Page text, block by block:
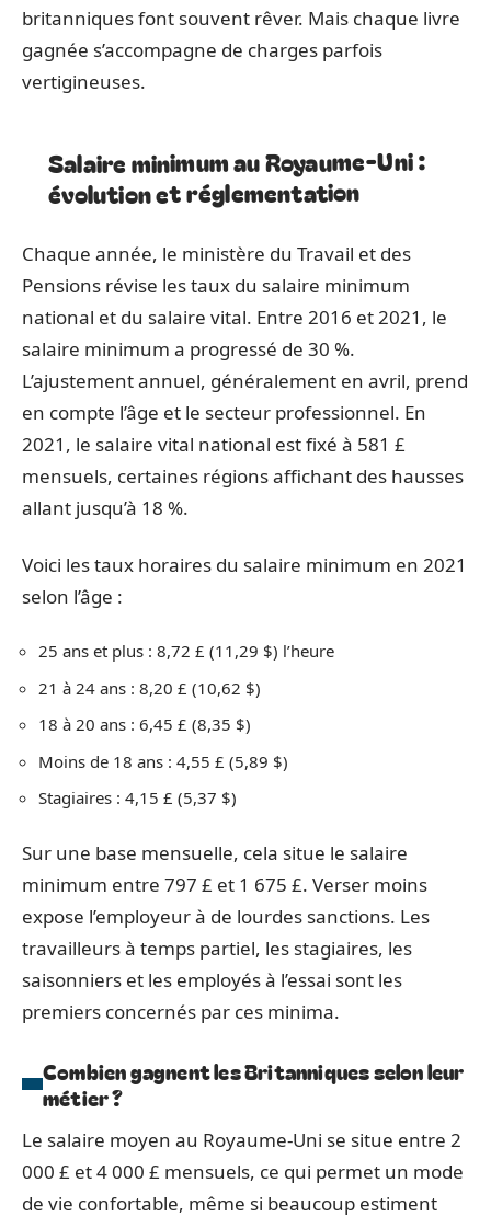
britanniques font souvent rêver. Mais chaque livre
gagnée s’accompagne de charges parfois
vertigineuses.
Salaire minimum au Royaume-Uni :
évolution et réglementation
Chaque année, le ministère du Travail et des
Pensions révise les taux du salaire minimum
national et du salaire vital. Entre 2016 et 2021, le
salaire minimum a progressé de 30 %.
L’ajustement annuel, généralement en avril, prend
en compte l’âge et le secteur professionnel. En
2021, le salaire vital national est fixé à 581 £
mensuels, certaines régions affichant des hausses
allant jusqu’à 18 %.
Voici les taux horaires du salaire minimum en 2021
selon l’âge :
25 ans et plus : 8,72 £ (11,29 $) l’heure
21 à 24 ans : 8,20 £ (10,62 $)
18 à 20 ans : 6,45 £ (8,35 $)
Moins de 18 ans : 4,55 £ (5,89 $)
Stagiaires : 4,15 £ (5,37 $)
Sur une base mensuelle, cela situe le salaire
minimum entre 797 £ et 1 675 £. Verser moins
expose l’employeur à de lourdes sanctions. Les
travailleurs à temps partiel, les stagiaires, les
saisonniers et les employés à l’essai sont les
premiers concernés par ces minima.
Combien gagnent les Britanniques selon leur
métier ?
Le salaire moyen au Royaume-Uni se situe entre 2
000 £ et 4 000 £ mensuels, ce qui permet un mode
de vie confortable, même si beaucoup estiment